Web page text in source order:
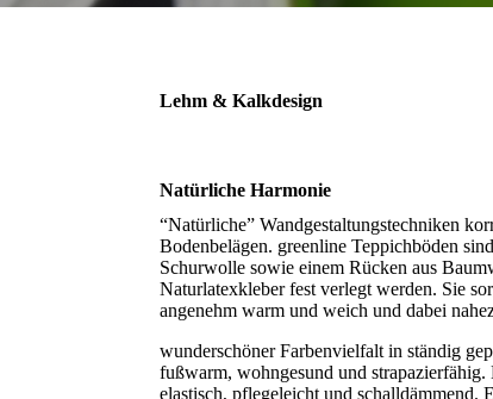
Lehm & Kalkdesign
Natürliche Harmonie
“Natürliche” Wandgestaltungstechniken
Bodenbelägen. greenline Teppichböden
Schurwolle sowie einem Rücken aus
Naturlatexkleber fest verlegt werden. Sie
angenehm warm und weich und dabei
wunderschöner Farbenvielfalt in ständig
fußwarm, wohngesund und
elastisch, pflegeleicht und